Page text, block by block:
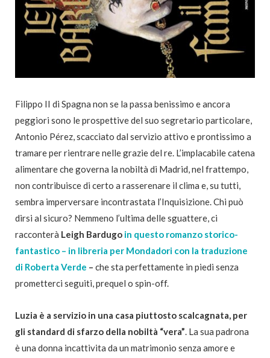
Filippo II di Spagna non se la passa benissimo e ancora
peggiori sono le prospettive del suo segretario particolare,
Antonio Pérez, scacciato dal servizio attivo e prontissimo a
tramare per rientrare nelle grazie del re. L’implacabile catena
alimentare che governa la nobiltà di Madrid, nel frattempo,
non contribuisce di certo a rasserenare il clima e, su tutti,
sembra imperversare incontrastata l’Inquisizione. Chi può
dirsi al sicuro? Nemmeno l’ultima delle sguattere, ci
racconterà Leigh Bardugo in questo romanzo storico-
fantastico – in libreria per Mondadori con la traduzione
di Roberta Verde – che sta perfettamente in piedi senza
prometterci seguiti, prequel o spin-off.
Luzia è a servizio in una casa piuttosto scalcagnata, per
gli standard di sfarzo della nobiltà “vera”. La sua padrona
è una donna incattivita da un matrimonio senza amore e